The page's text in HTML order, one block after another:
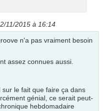
11/2015 à 16:14
n'a pas vraiment besoin
assez connues aussi.
le fait que faire ça dans
génial, ce serait peut-
hebdomadaire